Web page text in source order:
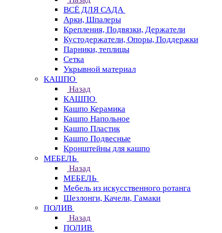
ВСЁ ДЛЯ САДА
Арки, Шпалеры
Крепления, Подвязки, Держатели
Кустодержатели, Опоры, Поддержки
Парники, теплицы
Сетка
Укрывной материал
КАШПО
Назад
КАШПО
Кашпо Керамика
Кашпо Напольное
Кашпо Пластик
Кашпо Подвесные
Кронштейны для кашпо
МЕБЕЛЬ
Назад
МЕБЕЛЬ
Мебель из искусственного ротанга
Шезлонги, Качели, Гамаки
ПОЛИВ
Назад
ПОЛИВ